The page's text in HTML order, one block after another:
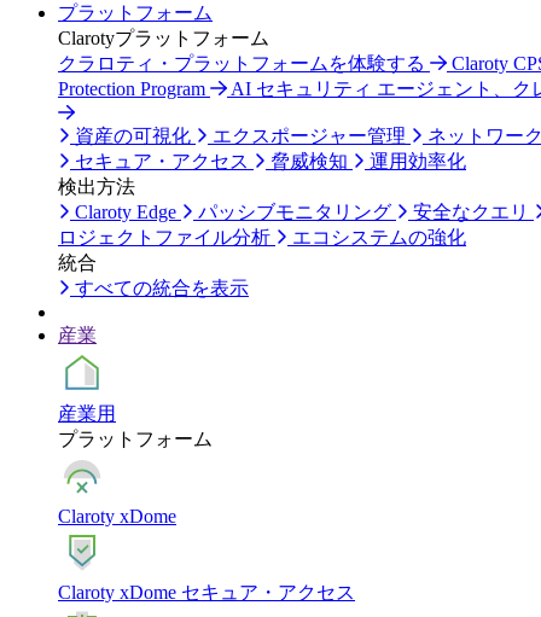
プラットフォーム
Clarotyプラットフォーム
クラロティ・プラットフォームを体験する
Claroty
Protection Program
AI セキュリティ エージェント、ク
資産の可視化 エクスポージャー管理
ネットワー
セキュア・アクセス
脅威検知
運用効率化
検出方法
Claroty Edge
パッシブモニタリング
安全なクエリ
ロジェクトファイル分析
エコシステムの強化
統合
すべての統合を表示
産業
産業用
プラットフォーム
Claroty xDome
Claroty xDome セキュア・アクセス